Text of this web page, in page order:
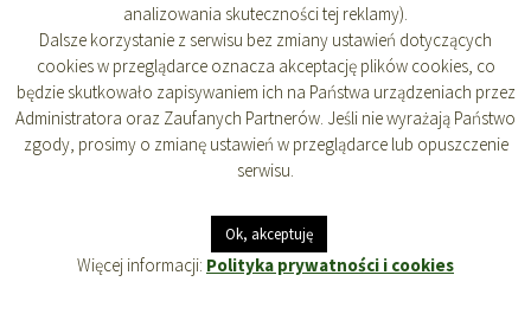
Musisz sięzalogować, aby móc dodać komentarz.
Dumnie wspierane przez WordPressa Regulamin Polityka "cookies"
analizowania skuteczności tej reklamy).
Dalsze korzystanie z serwisu bez zmiany ustawień dotyczących
cookies w przeglądarce oznacza akceptację plików cookies, co
będzie skutkowało zapisywaniem ich na Państwa urządzeniach przez
Administratora oraz Zaufanych Partnerów. Jeśli nie wyrażają Państwo
zgody, prosimy o zmianę ustawień w przeglądarce lub opuszczenie
serwisu.
Ok, akceptuję
Więcej informacji: Polityka prywatności i cookies